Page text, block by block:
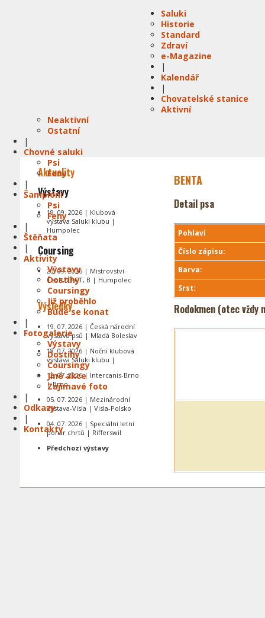
Saluki
Historie
Standard
Zdraví
e-Magazine
|
Kalendář
|
Chovatelské stanice
Aktivní
Neaktivní
Ostatní
|
Chovné saluki
Psi
Feny
|
Šampióni
Psi
Feny
|
Štěňata
|
Aktivity
Výstavy
Dostihy
Coursingy
Již proběhlo
Bude se konat
|
Fotogalerie
Výstavy
Dostihy
Coursingy
Jiné akce
Zajímavé foto
|
Odkazy
|
Kontakty
BENTA
Detail psa
Pohlaví
Číslo zápisu:
Barva:
Srst:
Rodokmen (otec vždy
Aktuality
Výstavy
19. 09. 2026 | Klubová
výstava Saluki klubu |
Humpolec
Coursing
20. 09. 2026 | Mistrovství
Čech, CACT, B | Humpolec
Výsledky
19. 07. 2026 | Česká národní
výstava psů | Mladá Boleslav
18. 07. 2026 | Noční klubová
výstava Saluki klubu |
12. 07. 2026 | Intercanis-Brno
| Brno
05. 07. 2026 | Mezinárodní
výstava-Visla | Visla-Polsko
04. 07. 2026 | Speciální letní
pohár chrtů | Rifferswil
Předchozí výstavy